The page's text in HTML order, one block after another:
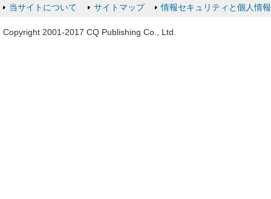
当サイトについて サイトマップ 情報セキュリティと個人情
Copyright 2001-2017 CQ Publishing Co., Ltd.